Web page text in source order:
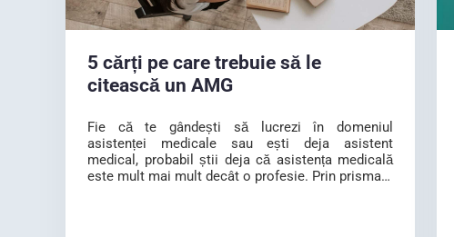
5 cărți pe care trebuie să le
citească un AMG
Fie că te gândești să lucrezi în domeniul
asistenței medicale sau ești deja asistent
medical, probabil știi deja că asistența medicală
este mult mai mult decât o profesie. Prin prisma…